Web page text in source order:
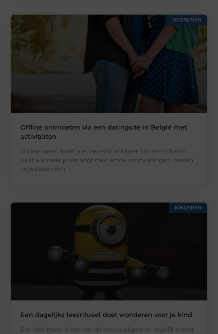
BEDRIJVEN
Offline ontmoeten via een datingsite in België met
activiteiten
Online daten hoeft niet beperkt te blijven tot een scherm.
Juist wanneer je verlangt naar echte ontmoetingen, bieden
activiteiten een
KINDEREN
Een dagelijks leesritueel doet wonderen voor je kind
Een leesritueel is een van de eenvoudigste en tegelijk meest